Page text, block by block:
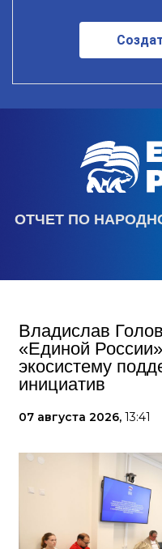
ОТЧЕТ ПО
Владислав
«Единой
экосистему
инициатив
07 августа 2026, 13:41